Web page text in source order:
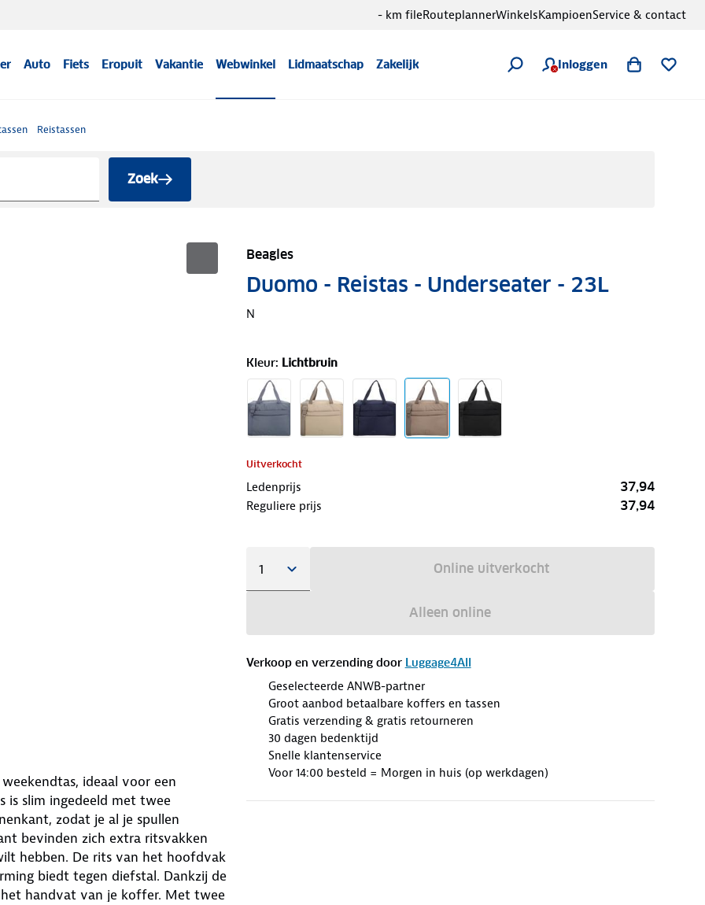
Auto Fiets Eropuit Vakantie Webwinkel Lidmaatschap Zakelijk Inloggen
- km fileRouteplannerWinkelsKampioenService & contact
Reistassen
Zoek
Beagles
Duomo - Reistas - Underseater - 23L
N
Kleur: Lichtbruin
Uitverkocht
Ledenprijs 37,94
Reguliere prijs 37,94
Online uitverkocht
Alleen online
Verkoop en verzending door Luggage4All
Geselecteerde ANWB-partner
Groot aanbod betaalbare koffers en tassen
Gratis verzending & gratis retourneren
30 dagen bedenktijd
Snelle klantenservice
Voor 14:00 besteld = Morgen in huis (op werkdagen)
ideaal voor een
is slim ingedeeld met twee
zodat je al je spullen
bevinden zich extra ritsvakken
hebben. De rits van het hoofdvak
biedt tegen diefstal. Dankzij de
handvat van je koffer. Met twee